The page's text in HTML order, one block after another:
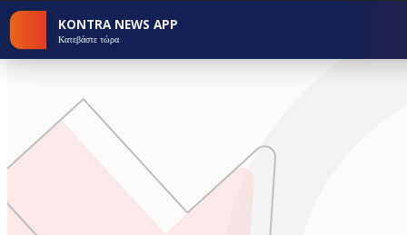
KONTRA NEWS APP
Κατεβάστε τώρα